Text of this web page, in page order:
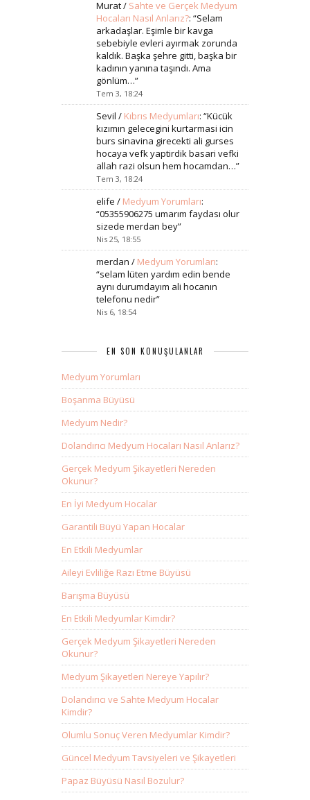
Murat/ Sahte ve Gerçek Medyum
Hocaları Nasıl Anlarız?: “Selam
arkadaşlar. Eşimle bir kavga
sebebiyle evleri ayırmak zorunda
kaldık. Başka şehre gitti, başka bir
kadının yanına taşındı. Ama
gönlüm…”
Tem 3, 18:24
Sevil / Kıbrıs Medyumları: “Kücük
kızımın gelecegini kurtarmasi icin
burs sinavina girecekti ali gurses
hocaya vefk yaptirdik basari vefki
allah razi olsun hem hocamdan…”
Tem 3, 18:24
elife / Medyum Yorumları:
“05355906275 umarım faydası olur
sizede merdan bey”
Nis 25, 18:55
merdan / Medyum Yorumları:
“selam lüten yardım edin bende
aynı durumdayım ali hocanın
telefonu nedir”
Nis 6, 18:54
EN SON KONUŞULANLAR
Medyum Yorumları
Boşanma Büyüsü
Medyum Nedir?
Dolandırıcı Medyum Hocaları Nasıl Anlarız?
Gerçek Medyum Şikayetleri Nereden
Okunur?
En İyi Medyum Hocalar
Garantili Büyü Yapan Hocalar
En Etkili Medyumlar
Aileyi Evliliğe Razı Etme Büyüsü
Barışma Büyüsü
En Etkili Medyumlar Kimdir?
Gerçek Medyum Şikayetleri Nereden
Okunur?
Medyum Şikayetleri Nereye Yapılır?
Dolandırıcı ve Sahte Medyum Hocalar
Kimdir?
Olumlu Sonuç Veren Medyumlar Kimdir?
Güncel Medyum Tavsiyeleri ve Şikayetleri
Papaz Büyüsü Nasıl Bozulur?